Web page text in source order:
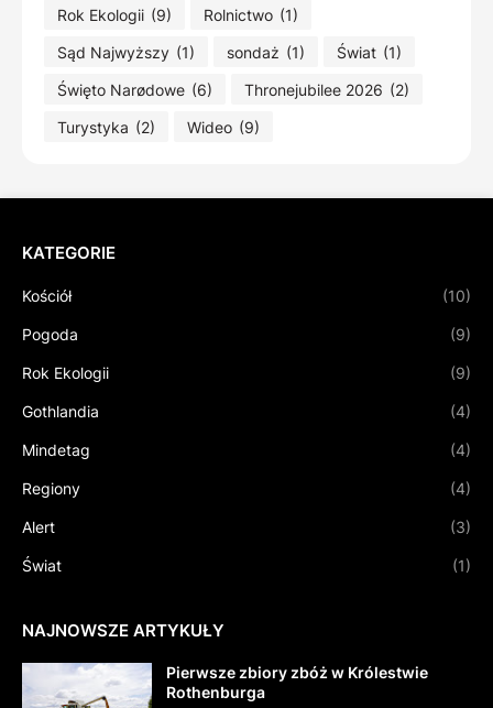
Rok Ekologii (9) Rolnictwo (1)
Sąd Najwyższy (1) sondaż (1) Świat (1)
Święto Narødowe (6) Thronejubilee 2026 (2)
Turystyka (2) Wideo (9)
KATEGORIE
Kościół (10)
Pogoda (9)
Rok Ekologii (9)
Gothlandia (4)
Mindetag (4)
Regiony (4)
Alert (3)
Świat (1)
NAJNOWSZE ARTYKUŁY
Pierwsze zbiory zbóż w Królestwie
Rothenburga